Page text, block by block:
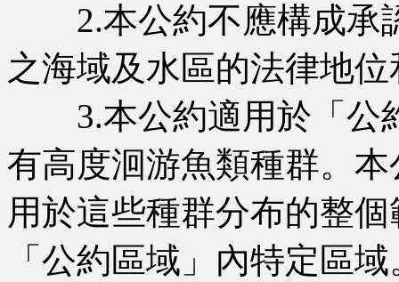
2.本公約不應構成承
之海域及水區的法律地
3.本公約適用於「公
有高度洄游魚類種群。
用於這些種群分布的整
「公約區域」內特定區域